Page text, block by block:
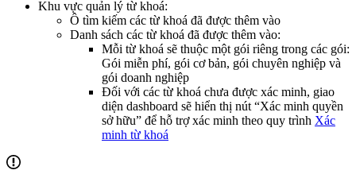
Khu vực quản lý từ khoá:
Ô tìm kiếm các từ khoá đã được thêm vào
Danh sách các từ khoá đã được thêm vào:
Mỗi từ khoá sẽ thuộc một gói riêng trong các gói:
Gói miễn phí, gói cơ bản, gói chuyên nghiệp và
gói doanh nghiệp
Đối với các từ khoá chưa được xác minh, giao
diện dashboard sẽ hiển thị nút “Xác minh quyền
sở hữu” để hỗ trợ xác minh theo quy trình Xác
minh từ khoá